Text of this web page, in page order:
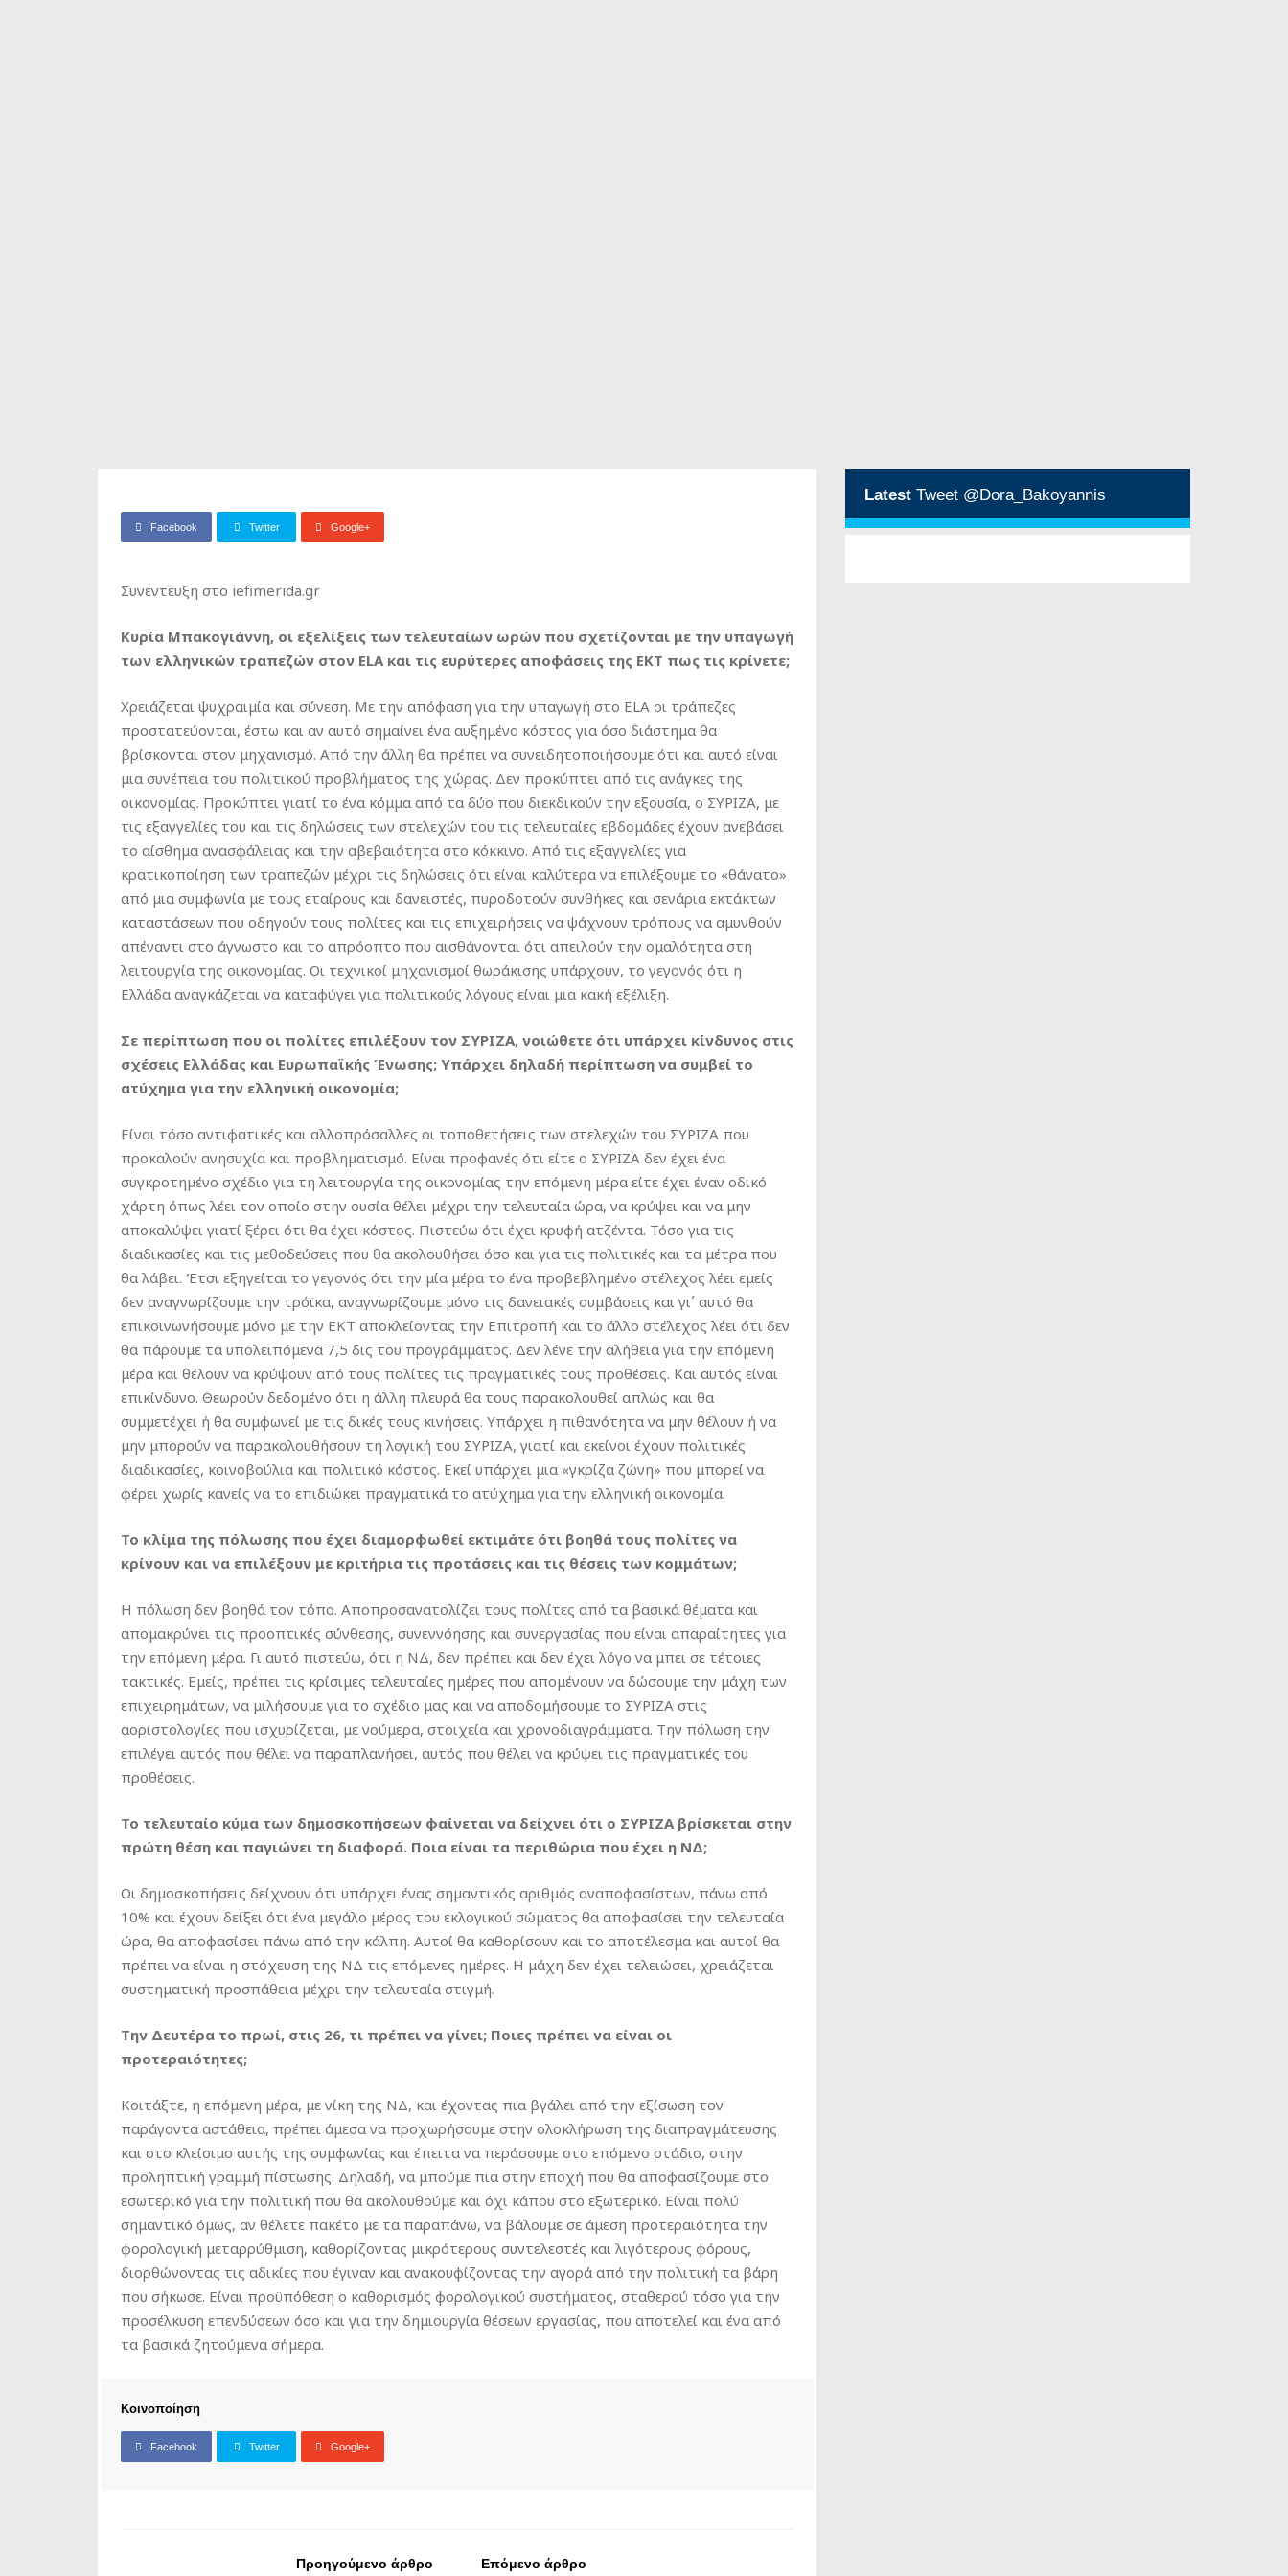
Facebook Twitter Google+
Συνέντευξη στο iefimerida.gr
Κυρία Μπακογιάννη, οι εξελίξεις των τελευταίων ωρών που σχετίζονται με την υπαγωγή
των ελληνικών τραπεζών στον ELA και τις ευρύτερες αποφάσεις της ΕΚΤ πως τις κρίνετε;
Χρειάζεται ψυχραιμία και σύνεση. Με την απόφαση για την υπαγωγή στο ELA οι τράπεζες
προστατεύονται, έστω και αν αυτό σημαίνει ένα αυξημένο κόστος για όσο διάστημα θα
βρίσκονται στον μηχανισμό. Από την άλλη θα πρέπει να συνειδητοποιήσουμε ότι και αυτό είναι
μια συνέπεια του πολιτικού προβλήματος της χώρας. Δεν προκύπτει από τις ανάγκες της
οικονομίας. Προκύπτει γιατί το ένα κόμμα από τα δύο που διεκδικούν την εξουσία, ο ΣΥΡΙΖΑ, με
τις εξαγγελίες του και τις δηλώσεις των στελεχών του τις τελευταίες εβδομάδες έχουν ανεβάσει
το αίσθημα ανασφάλειας και την αβεβαιότητα στο κόκκινο. Από τις εξαγγελίες για
κρατικοποίηση των τραπεζών μέχρι τις δηλώσεις ότι είναι καλύτερα να επιλέξουμε το «θάνατο»
από μια συμφωνία με τους εταίρους και δανειστές, πυροδοτούν συνθήκες και σενάρια εκτάκτων
καταστάσεων που οδηγούν τους πολίτες και τις επιχειρήσεις να ψάχνουν τρόπους να αμυνθούν
απέναντι στο άγνωστο και το απρόοπτο που αισθάνονται ότι απειλούν την ομαλότητα στη
λειτουργία της οικονομίας. Οι τεχνικοί μηχανισμοί θωράκισης υπάρχουν, το γεγονός ότι η
Ελλάδα αναγκάζεται να καταφύγει για πολιτικούς λόγους είναι μια κακή εξέλιξη.
Σε περίπτωση που οι πολίτες επιλέξουν τον ΣΥΡΙΖΑ, νοιώθετε ότι υπάρχει κίνδυνος στις
σχέσεις Ελλάδας και Ευρωπαϊκής Ένωσης; Υπάρχει δηλαδή περίπτωση να συμβεί το
ατύχημα για την ελληνική οικονομία;
Είναι τόσο αντιφατικές και αλλοπρόσαλλες οι τοποθετήσεις των στελεχών του ΣΥΡΙΖΑ που
προκαλούν ανησυχία και προβληματισμό. Είναι προφανές ότι είτε ο ΣΥΡΙΖΑ δεν έχει ένα
συγκροτημένο σχέδιο για τη λειτουργία της οικονομίας την επόμενη μέρα είτε έχει έναν οδικό
χάρτη όπως λέει τον οποίο στην ουσία θέλει μέχρι την τελευταία ώρα, να κρύψει και να μην
αποκαλύψει γιατί ξέρει ότι θα έχει κόστος. Πιστεύω ότι έχει κρυφή ατζέντα. Τόσο για τις
διαδικασίες και τις μεθοδεύσεις που θα ακολουθήσει όσο και για τις πολιτικές και τα μέτρα που
θα λάβει. Έτσι εξηγείται το γεγονός ότι την μία μέρα το ένα προβεβλημένο στέλεχος λέει εμείς
δεν αναγνωρίζουμε την τρόϊκα, αναγνωρίζουμε μόνο τις δανειακές συμβάσεις και γι΄ αυτό θα
επικοινωνήσουμε μόνο με την ΕΚΤ αποκλείοντας την Επιτροπή και το άλλο στέλεχος λέει ότι δεν
θα πάρουμε τα υπολειπόμενα 7,5 δις του προγράμματος. Δεν λένε την αλήθεια για την επόμενη
μέρα και θέλουν να κρύψουν από τους πολίτες τις πραγματικές τους προθέσεις. Και αυτός είναι
επικίνδυνο. Θεωρούν δεδομένο ότι η άλλη πλευρά θα τους παρακολουθεί απλώς και θα
συμμετέχει ή θα συμφωνεί με τις δικές τους κινήσεις. Υπάρχει η πιθανότητα να μην θέλουν ή να
μην μπορούν να παρακολουθήσουν τη λογική του ΣΥΡΙΖΑ, γιατί και εκείνοι έχουν πολιτικές
διαδικασίες, κοινοβούλια και πολιτικό κόστος. Εκεί υπάρχει μια «γκρίζα ζώνη» που μπορεί να
φέρει χωρίς κανείς να το επιδιώκει πραγματικά το ατύχημα για την ελληνική οικονομία.
Το κλίμα της πόλωσης που έχει διαμορφωθεί εκτιμάτε ότι βοηθά τους πολίτες να
κρίνουν και να επιλέξουν με κριτήρια τις προτάσεις και τις θέσεις των κομμάτων;
Η πόλωση δεν βοηθά τον τόπο. Αποπροσανατολίζει τους πολίτες από τα βασικά θέματα και
απομακρύνει τις προοπτικές σύνθεσης, συνεννόησης και συνεργασίας που είναι απαραίτητες για
την επόμενη μέρα. Γι αυτό πιστεύω, ότι η ΝΔ, δεν πρέπει και δεν έχει λόγο να μπει σε τέτοιες
τακτικές. Εμείς, πρέπει τις κρίσιμες τελευταίες ημέρες που απομένουν να δώσουμε την μάχη των
επιχειρημάτων, να μιλήσουμε για το σχέδιο μας και να αποδομήσουμε το ΣΥΡΙΖΑ στις
αοριστολογίες που ισχυρίζεται, με νούμερα, στοιχεία και χρονοδιαγράμματα. Την πόλωση την
επιλέγει αυτός που θέλει να παραπλανήσει, αυτός που θέλει να κρύψει τις πραγματικές του
προθέσεις.
Το τελευταίο κύμα των δημοσκοπήσεων φαίνεται να δείχνει ότι ο ΣΥΡΙΖΑ βρίσκεται στην
πρώτη θέση και παγιώνει τη διαφορά. Ποια είναι τα περιθώρια που έχει η ΝΔ;
Οι δημοσκοπήσεις δείχνουν ότι υπάρχει ένας σημαντικός αριθμός αναποφασίστων, πάνω από
10% και έχουν δείξει ότι ένα μεγάλο μέρος του εκλογικού σώματος θα αποφασίσει την τελευταία
ώρα, θα αποφασίσει πάνω από την κάλπη. Αυτοί θα καθορίσουν και το αποτέλεσμα και αυτοί θα
πρέπει να είναι η στόχευση της ΝΔ τις επόμενες ημέρες. Η μάχη δεν έχει τελειώσει, χρειάζεται
συστηματική προσπάθεια μέχρι την τελευταία στιγμή.
Την Δευτέρα το πρωί, στις 26, τι πρέπει να γίνει; Ποιες πρέπει να είναι οι
προτεραιότητες;
Κοιτάξτε, η επόμενη μέρα, με νίκη της ΝΔ, και έχοντας πια βγάλει από την εξίσωση τον
παράγοντα αστάθεια, πρέπει άμεσα να προχωρήσουμε στην ολοκλήρωση της διαπραγμάτευσης
και στο κλείσιμο αυτής της συμφωνίας και έπειτα να περάσουμε στο επόμενο στάδιο, στην
προληπτική γραμμή πίστωσης. Δηλαδή, να μπούμε πια στην εποχή που θα αποφασίζουμε στο
εσωτερικό για την πολιτική που θα ακολουθούμε και όχι κάπου στο εξωτερικό. Είναι πολύ
σημαντικό όμως, αν θέλετε πακέτο με τα παραπάνω, να βάλουμε σε άμεση προτεραιότητα την
φορολογική μεταρρύθμιση, καθορίζοντας μικρότερους συντελεστές και λιγότερους φόρους,
διορθώνοντας τις αδικίες που έγιναν και ανακουφίζοντας την αγορά από την πολιτική τα βάρη
που σήκωσε. Είναι προϋπόθεση ο καθορισμός φορολογικού συστήματος, σταθερού τόσο για την
προσέλκυση επενδύσεων όσο και για την δημιουργία θέσεων εργασίας, που αποτελεί και ένα από
τα βασικά ζητούμενα σήμερα.
Κοινοποίηση
Facebook Twitter Google+
Προηγούμενο άρθρο Επόμενο άρθρο
Latest Tweet @Dora_Bakoyannis